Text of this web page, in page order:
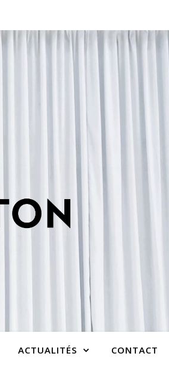
ACTUALITÉS CONTACT